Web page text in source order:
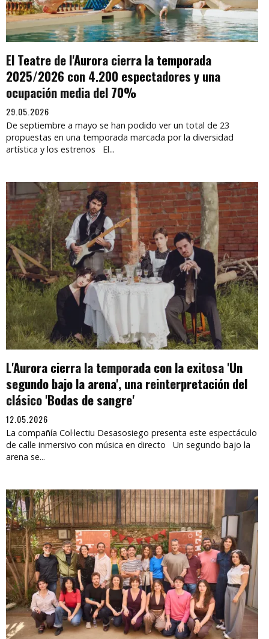
El Teatre de l'Aurora cierra la temporada
2025/2026 con 4.200 espectadores y una
ocupación media del 70%
29.05.2026
De septiembre a mayo se han podido ver un total de 23
propuestas en una temporada marcada por la diversidad
artística y los estrenos El...
L'Aurora cierra la temporada con la exitosa 'Un
segundo bajo la arena', una reinterpretación del
clásico 'Bodas de sangre'
12.05.2026
La compañía Col·lectiu Desasosiego presenta este espectáculo
de calle inmersivo con música en directo Un segundo bajo la
arena se...